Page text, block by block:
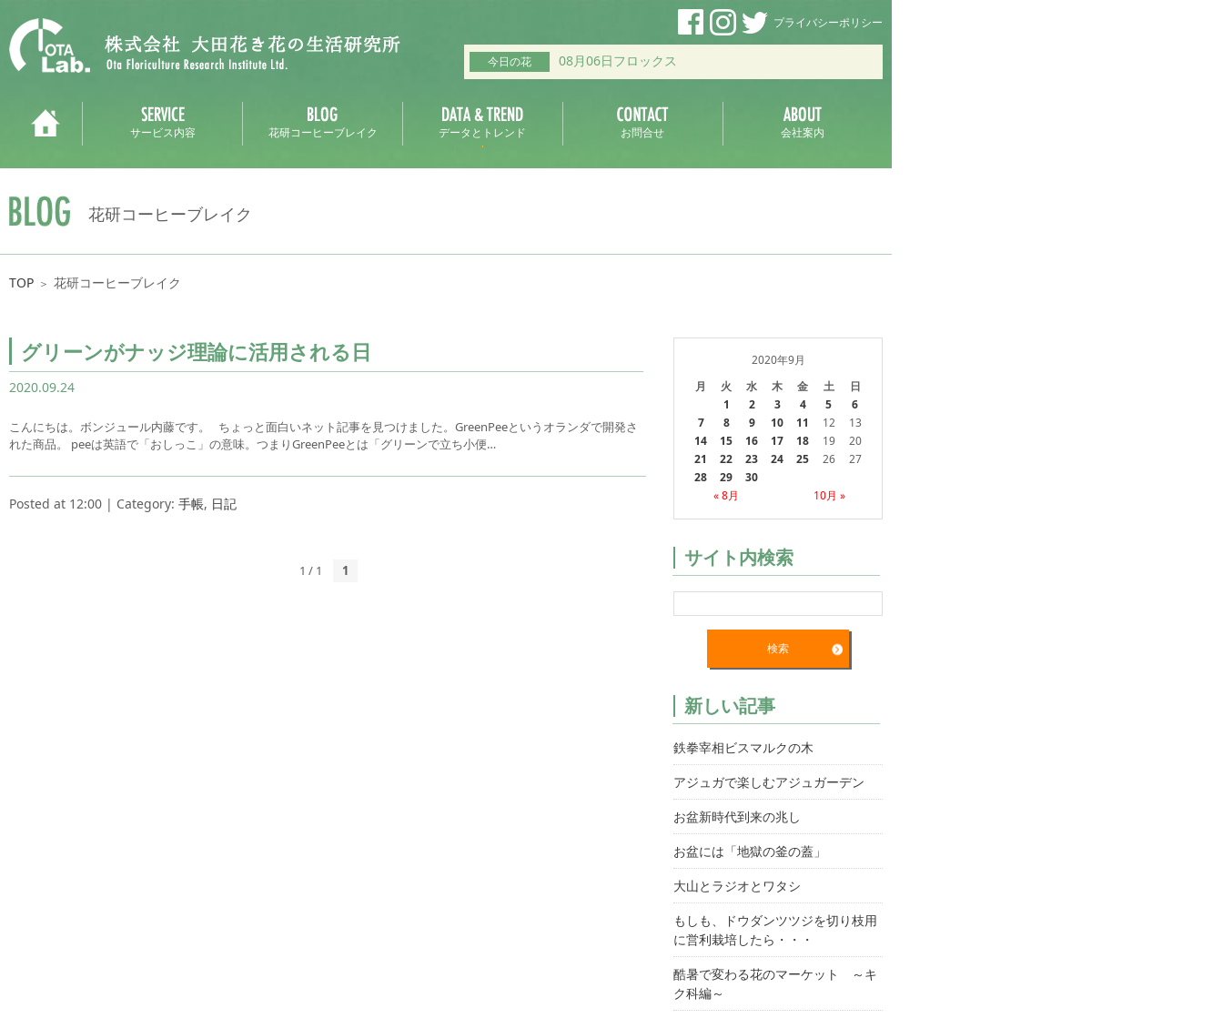
プライバシーポリシー
今日の花 08月06日フロックス
サービス内容 花研コーヒーブレイク データとトレンド お問合せ 会社案内
花研コーヒーブレイク
TOP ＞ 花研コーヒーブレイク
グリーンがナッジ理論に活用される日
2020.09.24
こんにちは。ボンジュール内藤です。 ちょっと面白いネット記事を見つけました。GreenPeeというオランダで開発さ
れた商品。 peeは英語で「おしっこ」の意味。つまりGreenPeeとは「グリーンで立ち小便…
Posted at 12:00 | Category: 手帳, 日記
1 / 1 1
2020年9月
月
火 水 木 金 土 日
« 8月 10月 »
1 2 3 4 5
6
7
8 9 10 11 12
13
14
15 16 17 18 19
20
21
22 23 24 25 26
27
28
29 30
サイト内検索
新しい記事
鉄拳宰相ビスマルクの木
アジュガで楽しむアジュガーデン
お盆新時代到来の兆し
お盆には「地獄の釜の蓋」
大山とラジオとワタシ
もしも、ドウダンツツジを切り枝用
に営利栽培したら・・・
酷暑で変わる花のマーケット ～キ
ク科編～